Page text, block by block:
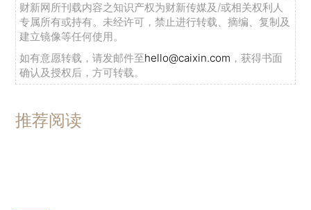
财新网所刊载内容之知识产权为财新传媒及/或相关权利人
专属所有或持有。未经许可，禁止进行转载、摘编、复制及
建立镜像等任何使用。
如有意愿转载，请发邮件至hello@caixin.com ，获得书面
确认及授权后，方可转载。
推荐阅读